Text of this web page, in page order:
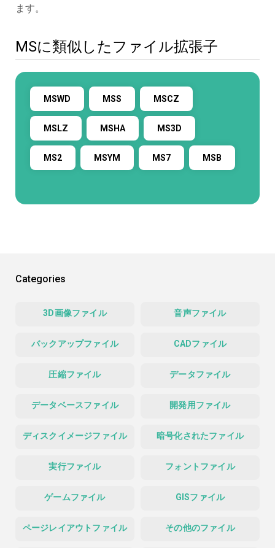
ます。
MSに類似したファイル拡張子
MSWD MSS MSCZ
MSLZ MSHA MS3D
MS2 MSYM MS7 MSB
Categories
3D画像ファイル 音声ファイル
バックアップファイル CADファイル
圧縮ファイル データファイル
データベースファイル 開発用ファイル
ディスクイメージファイル 暗号化されたファイル
実行ファイル フォントファイル
ゲームファイル GISファイル
ページレイアウトファイル その他のファイル